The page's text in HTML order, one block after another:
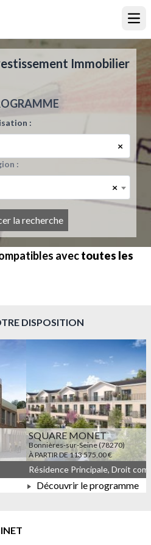
Immobilier
:
×
:
×
la recherche
avectoutes les
DISPOSITION
€
SQUARE MONET
Bonnières-sur-Seine (78270)
À PARTIR DE 113 575,00 €
Découvrir le programme